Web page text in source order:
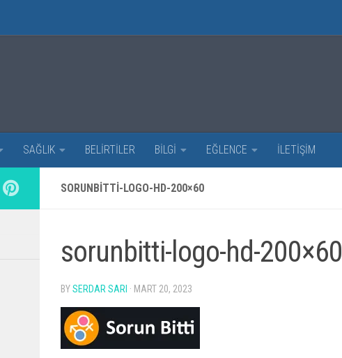
SAĞLIK BELİRTİLER BİLGİ EĞLENCE İLETİŞİM
SORUNBITTI-LOGO-HD-200×60
sorunbitti-logo-hd-200×60
BYSERDAR SARI · MART 20, 2023